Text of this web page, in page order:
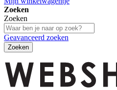
Zoeken
Zoeken
Geavanceerd zoeken
Zoeken